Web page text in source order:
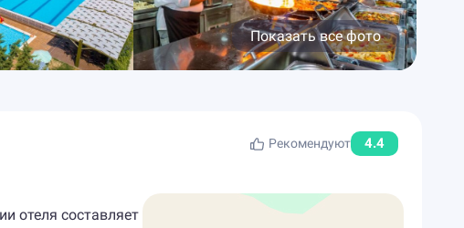
Показать все фото
Рекомендуют 4.4
отеля составляет